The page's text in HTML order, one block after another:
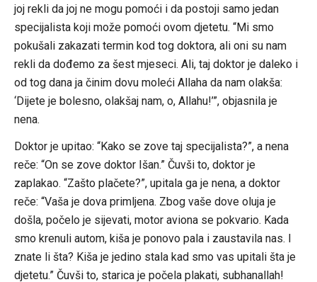
joj rekli da joj ne mogu pomoći i da postoji samo jedan
specijalista koji može pomoći ovom djetetu. “Mi smo
pokušali zakazati termin kod tog doktora, ali oni su nam
rekli da dođemo za šest mjeseci. Ali, taj doktor je daleko i
od tog dana ja činim dovu moleći Allaha da nam olakša:
‘Dijete je bolesno, olakšaj nam, o, Allahu!’”, objasnila je
nena.
Doktor je upitao: “Kako se zove taj specijalista?”, a nena
reče: “On se zove doktor Išan.” Čuvši to, doktor je
zaplakao. “Zašto plačete?”, upitala ga je nena, a doktor
reče: “Vaša je dova primljena. Zbog vaše dove oluja je
došla, počelo je sijevati, motor aviona se pokvario. Kada
smo krenuli autom, kiša je ponovo pala i zaustavila nas. I
znate li šta? Kiša je jedino stala kad smo vas upitali šta je
djetetu.” Čuvši to, starica je počela plakati, subhanallah!